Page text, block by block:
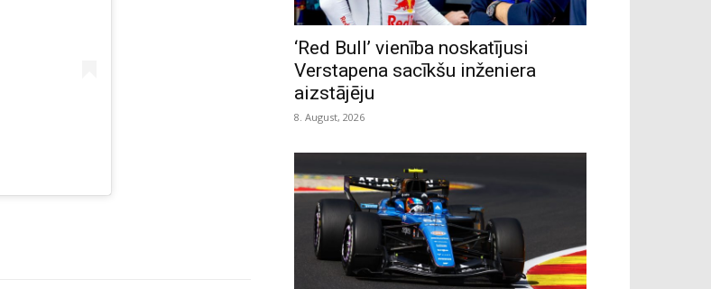
‘Red Bull’ vienība noskatījusi
Verstapena sacīkšu inženiera
aizstājēju
8. August, 2026